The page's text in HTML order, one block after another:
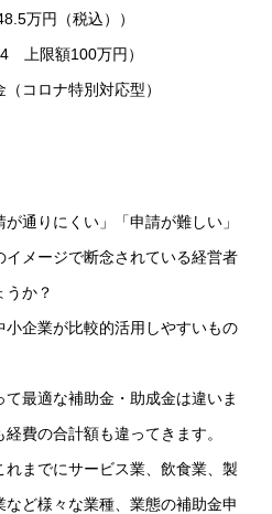
万円（税込））
上限額100万円）
コロナ特別対応型）
通りにくい」「申請が難しい」
イメージで断念されている経営者
うか？
小企業が比較的活用しやすいもの
最適な補助金・助成金は違いま
費の合計額も違ってきます。
までにサービス業、飲食業、製
ど様々な業種、業態の補助金申